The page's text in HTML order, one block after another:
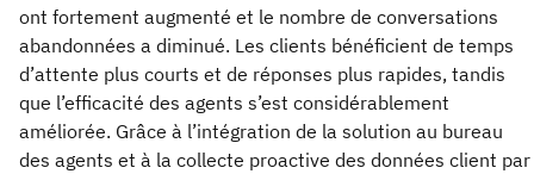
ont fortement augmenté et le nombre de conversations
abandonnées a diminué. Les clients bénéficient de temps
d’attente plus courts et de réponses plus rapides, tandis
que l’efficacité des agents s’est considérablement
améliorée. Grâce à l’intégration de la solution au bureau
des agents et à la collecte proactive des données client par